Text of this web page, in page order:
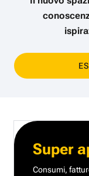
Super
Consumi,